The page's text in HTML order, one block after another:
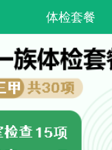
体检套餐